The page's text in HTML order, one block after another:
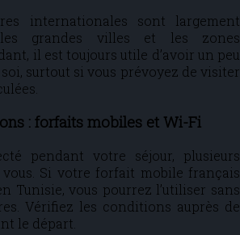
internationales sont largement
les grandes villes et les zones
il est toujours utile d’avoir un peu
surtout si vous prévoyez de visiter
: forfaits mobiles et Wi-Fi
pendant votre séjour, plusieurs
Si votre forfait mobile français
Tunisie, vous pourrez l’utiliser sans
Vérifiez les conditions auprès de
le départ.